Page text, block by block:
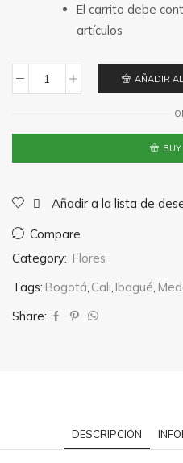
El carrito debe
artículos
cantidad
AÑADIR
Añadir a la lista de
Compare
Category: Flores
Tags: Bogotá, Cali, Ibagué,
Share:
DESCRIPCIÓN